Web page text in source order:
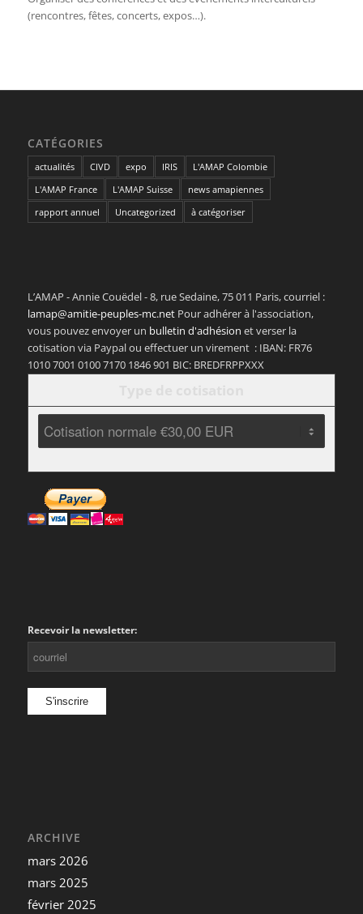
(rencontres, fêtes, concerts, expos…).
CATÉGORIES
actualités CIVD expo IRIS
L'AMAP Colombie
L'AMAP France
L'AMAP Suisse
news amapiennes
rapport annuel
Uncategorized à catégoriser
L’AMAP - Annie Couëdel - 8, rue Sedaine, 75 011 Paris, courriel :
lamap@amitie-peuples-mc.netPour adhérer à l'association,
vous pouvez envoyer un bulletin d'adhésion et verser la
cotisation via Paypal ou effectuer un virement : IBAN: FR76
1010 7001 0100 7170 1846 901 BIC: BREDFRPPXXX
Recevoir la newsletter:
ARCHIVE
mars 2026
mars 2025
février 2025